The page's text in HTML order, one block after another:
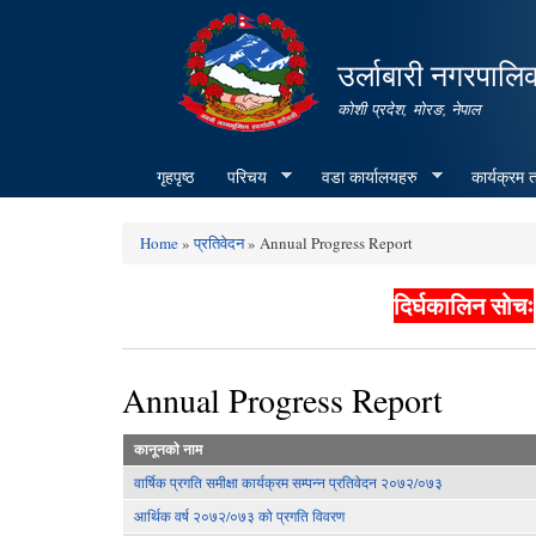
उर्लाबारी
कोशी प्रदेश, माेरङ, नेपाल
गृहपृष्ठ परिचय वडा कार्यालयहरु कार्यक्रम
You are here
Home»प्रतिवेदन» Annual Progress Report
दिर्घकालिन सोचः
Annual Progress Report
कानूनकाे नाम
वार्षिक प्रगति समीक्षा कार्यक्रम सम्पन्न प्रतिवेदन २०७२/०७३
आर्थिक वर्ष २०७२/०७३ को प्रगति विवरण